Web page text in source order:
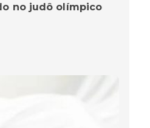
no judô olímpico